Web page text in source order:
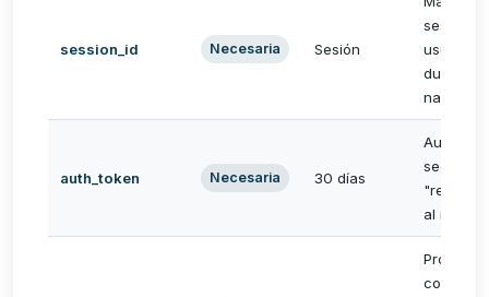
session_id Necesaria Sesión
sesión
usuario
durante
auth_token Necesaria 30 días
segura y
al iniciar
contra